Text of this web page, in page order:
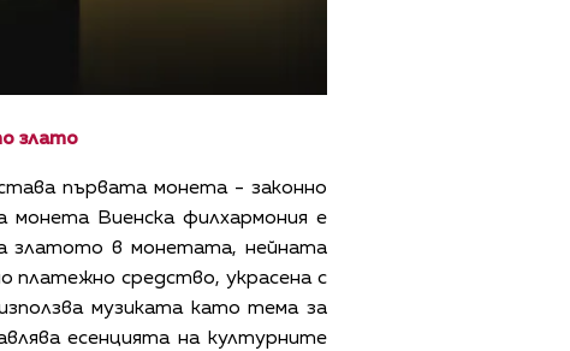
злато
първата монета - законно
Виенска филхармония е
златото в монетата, нейната
платежно средство, украсена с
музиката като тема за
есенцията на културните